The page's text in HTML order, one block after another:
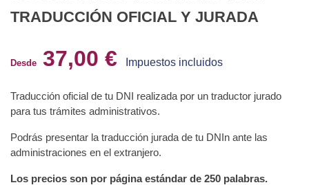
TRADUCCIÓN OFICIAL Y JURADA
Desde 37,00 € Impuestos incluidos
Traducción oficial de tu DNI realizada por un traductor jurado
para tus trámites administrativos.
Podrás presentar la traducción jurada de tu DNIn ante las
administraciones en el extranjero.
Los precios son por página estándar de 250 palabras.